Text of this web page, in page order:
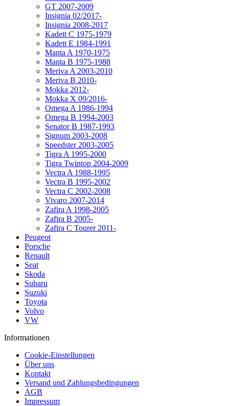
GT 2007-2009
Insignia 02/2017-
Insignia 2008-2017
Kadett C 1975-1979
Kadett E 1984-1991
Manta A 1970-1975
Manta B 1975-1988
Meriva A 2003-2010
Meriva B 2010-
Mokka 2012-
Mokka X 09/2016-
Omega A 1986-1994
Omega B 1994-2003
Senator B 1987-1993
Signum 2003-2008
Speedster 2003-2005
Tigra A 1995-2000
Tigra Twintop 2004-2009
Vectra A 1988-1995
Vectra B 1995-2002
Vectra C 2002-2008
Vivaro 2007-2014
Zafira A 1998-2005
Zafira B 2005-
Zafira C Tourer 2011-
Peugeot
Porsche
Renault
Seat
Skoda
Subaru
Suzuki
Toyota
Volvo
VW
Informationen
Cookie-Einstellungen
Über uns
Kontakt
Versand und Zahlungsbedingungen
AGB
Impressum